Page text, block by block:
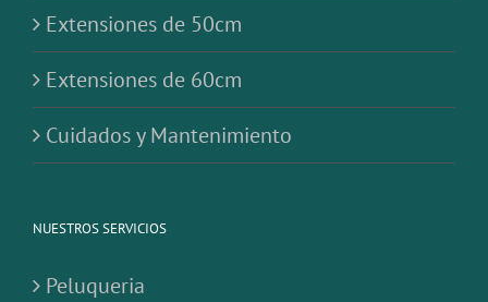
Extensiones de 50cm
Extensiones de 60cm
Cuidados y Mantenimiento
NUESTROS SERVICIOS
Peluqueria